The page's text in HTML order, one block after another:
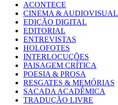
ACONTECE
CINEMA & AUDIOVISUAL
EDIÇÃO DIGITAL
EDITORIAL
ENTREVISTAS
HOLOFOTES
INTERLOCUÇÕES
PAISAGEM CRÍTICA
POESIA & PROSA
RESGATES & MEMÓRIAS
SACADA ACADÊMICA
TRADUÇÃO LIVRE